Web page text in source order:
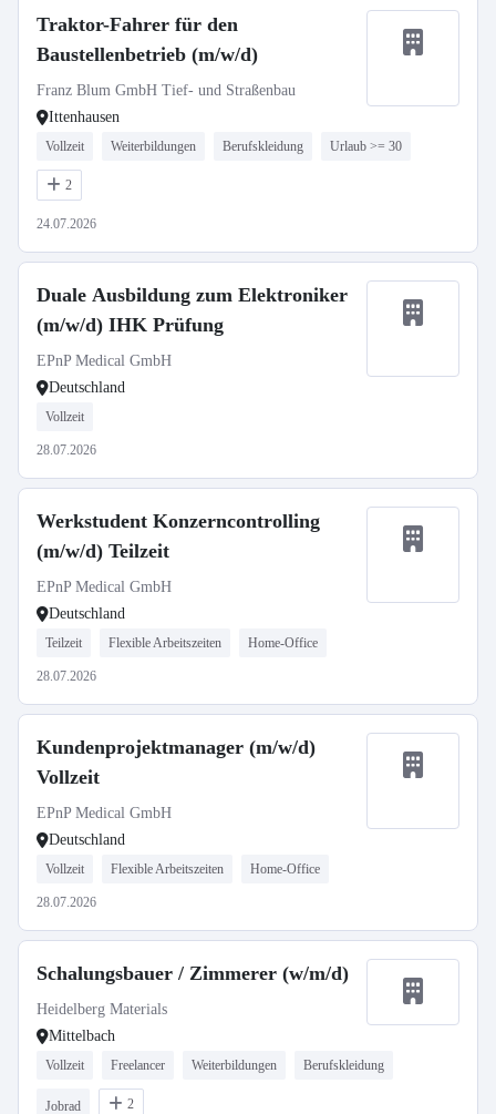
Traktor-Fahrer für den
Baustellenbetrieb (m/w/d)
Franz Blum GmbH Tief- und Straßenbau
Ittenhausen
Vollzeit Weiterbildungen Berufskleidung Urlaub >= 30
2
24.07.2026
Duale Ausbildung zum Elektroniker
(m/w/d) IHK Prüfung
EPnP Medical GmbH
Deutschland
Vollzeit
28.07.2026
Werkstudent Konzerncontrolling
(m/w/d) Teilzeit
EPnP Medical GmbH
Deutschland
Teilzeit Flexible Arbeitszeiten Home-Office
28.07.2026
Kundenprojektmanager (m/w/d)
Vollzeit
EPnP Medical GmbH
Deutschland
Vollzeit Flexible Arbeitszeiten Home-Office
28.07.2026
Schalungsbauer / Zimmerer (w/m/d)
Heidelberg Materials
Mittelbach
Vollzeit Freelancer Weiterbildungen Berufskleidung
Jobrad 2